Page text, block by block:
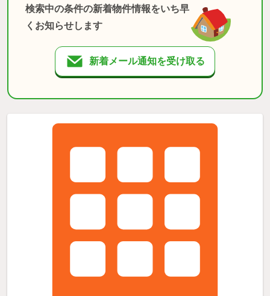
検索中の条件の新着物件情報をいち早
くお知らせします
新着メール通知を受け取る